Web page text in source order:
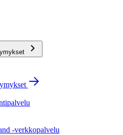
-verkkopalvelu